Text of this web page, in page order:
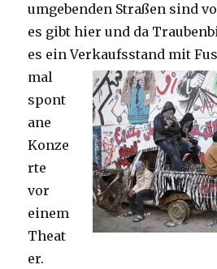
umgebenden Straßen sind
es gibt hier und da
es ein Verkaufsstand mit
mal
spont
ane
Konze
rte
vor
einem
Theat
er.